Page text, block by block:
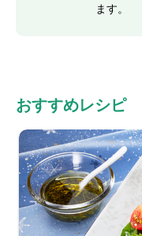
ます。
おすすめレシピ